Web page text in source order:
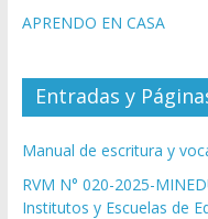
APRENDO EN CASA
Entradas y
Manual de escritura y
RVM N° 020-2025-
Institutos y Escuelas de